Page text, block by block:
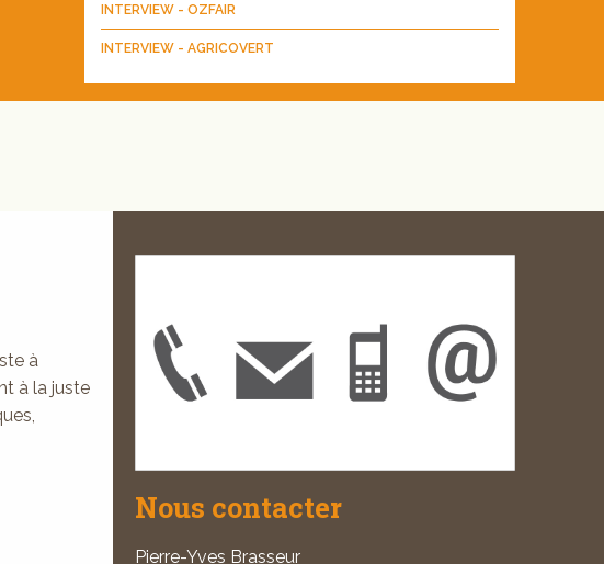
INTERVIEW - OZFAIR
INTERVIEW - AGRICOVERT
à
à la juste
Nous contacter
Pierre-Yves Brasseur